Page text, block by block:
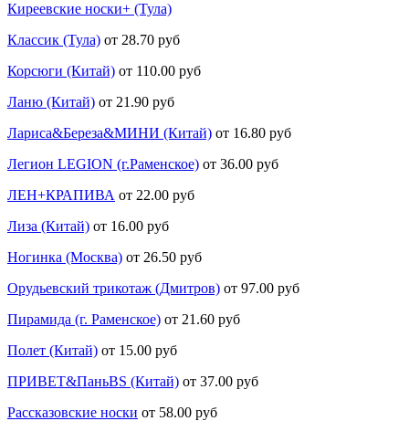
Киреевские носки+ (Тула)
Классик (Тула) от 28.70 руб
Корсюги (Китай) от 110.00 руб
Ланю (Китай) от 21.90 руб
Лариса&Береза&МИНИ (Китай) от 16.80 руб
Легион LEGION (г.Раменское) от 36.00 руб
ЛЕН+КРАПИВА от 22.00 руб
Лиза (Китай) от 16.00 руб
Ногинка (Москва) от 26.50 руб
Орудьевский трикотаж (Дмитров) от 97.00 руб
Пирамида (г. Раменское) от 21.60 руб
Полет (Китай) от 15.00 руб
ПРИВЕТ&ПаньBS (Китай) от 37.00 руб
Рассказовские носки от 58.00 руб